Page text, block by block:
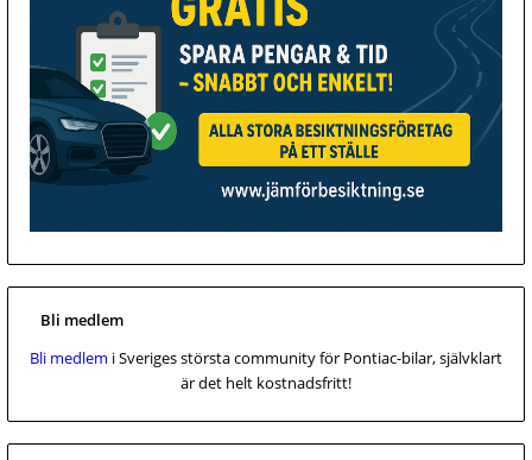
Bli medlem
Bli medlem i Sveriges största community för Pontiac-bilar, självklart
är det helt kostnadsfritt!